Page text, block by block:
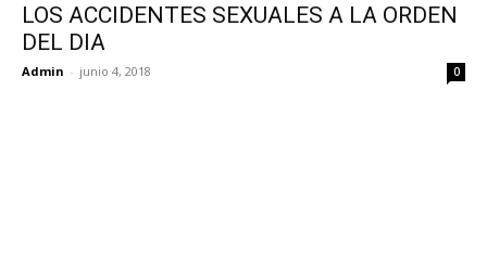
LOS ACCIDENTES SEXUALES A LA ORDEN
DEL DIA
Admin - junio 4, 2018 0